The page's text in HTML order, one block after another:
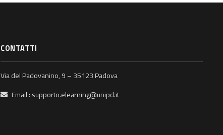
CONTATTI
Via del Padovanino, 9 – 35123 Padova
Email : supporto.elearning@unipd.it